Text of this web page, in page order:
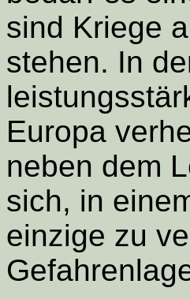
sind Kriege
stehen. In
Europa
neben dem
sich, in
einzige zu